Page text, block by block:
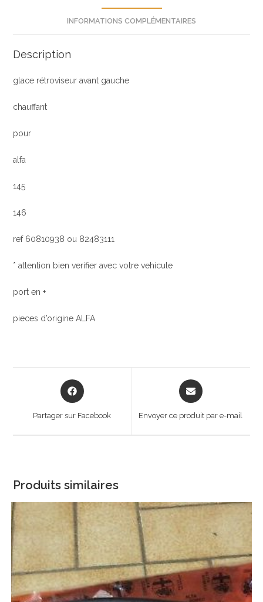
INFORMATIONS COMPLÉMENTAIRES
Description
glace rétroviseur avant gauche
chauffant
pour
alfa
145
146
ref 60810938 ou 82483111
* attention bien verifier avec votre vehicule
port en +
pieces d’origine ALFA
Opens
in
Partager sur Facebook
Opens
in
new
Envoyer ce produit par e-mail
Produits similaires